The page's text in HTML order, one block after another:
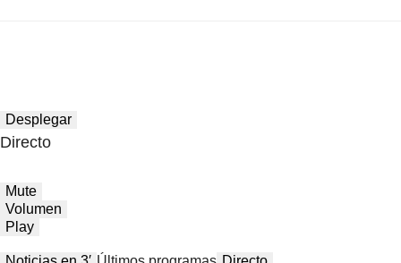
Desplegar
Directo
Mute
Volumen
Play